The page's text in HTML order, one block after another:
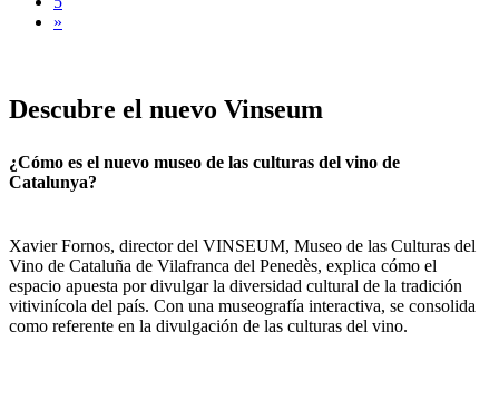
»
Descubre el nuevo Vinseum
¿Cómo es el nuevo museo de las culturas del vino de
Catalunya?
Xavier Fornos, director del VINSEUM, Museo de las Culturas del
Vino de Cataluña de Vilafranca del Penedès, explica cómo el
espacio apuesta por divulgar la diversidad cultural de la tradición
vitivinícola del país. Con una museografía interactiva, se consolida
como referente en la divulgación de las culturas del vino.